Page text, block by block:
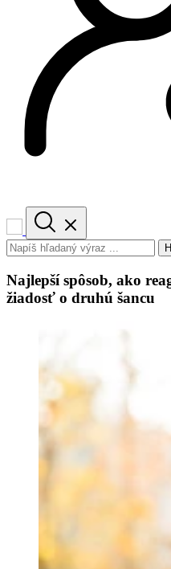
Najlepší spôsob, ako
žiadosť o druhú šancu